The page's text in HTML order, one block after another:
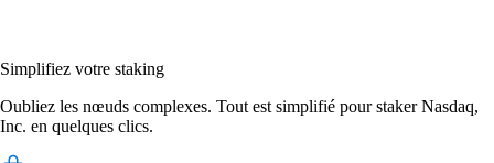
Simplifiez votre staking
Oubliez les nœuds complexes. Tout est simplifié pour staker Nasdaq,
Inc. en quelques clics.